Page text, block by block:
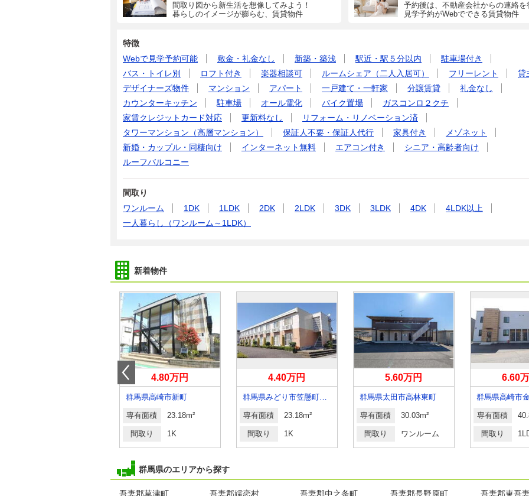
間取り図から新生活を想像してみよう！
暮らしのイメージが膨らむ、賃貸物件
予約後は、不動産会社からの連絡を
見学予約がWebでできる賃貸物件
特徴
Webで見学予約可能
敷金・礼金なし 新築・築浅 駅近・駅５分以内
駐車場付き
バス・トイレ別
ロフト付き 楽器相談可 ルームシェア（二人入居可） フリーレント
貸
デザイナーズ物件
マンション アパート 一戸建て・一軒家 分譲賃貸
礼金なし
カウンターキッチン
駐車場 オール電化 バイク置場
ガスコンロ２クチ
家賃クレジットカード対応
更新料なし
リフォーム・リノベーション済
タワーマンション（高層マンション）
保証人不要・保証人代行 家具付き
メゾネット
新婚・カップル・同棲向け
インターネット無料 エアコン付き
シニア・高齢者向け
ルーフバルコニー
間取り
ワンルーム
1DK 1LDK 2DK 2LDK 3DK 3LDK 4DK
4LDK以上
一人暮らし（ワンルーム～1LDK）
新着物件
4.80万円
群馬県高崎市新町
専有面積 23.18m²
間取り 1K
4.40万円
群馬県みどり市笠懸町阿左美
専有面積 23.18m²
間取り 1K
5.60万円
群馬県太田市高林東町
専有面積 30.03m²
間取り ワンルーム
6.60
群馬県高崎市
専有面積
間取り
群馬県のエリアから探す
吾妻郡草津町 吾妻郡嬬恋村 吾妻郡中之条町 吾妻郡長野原町
吾妻郡東吾